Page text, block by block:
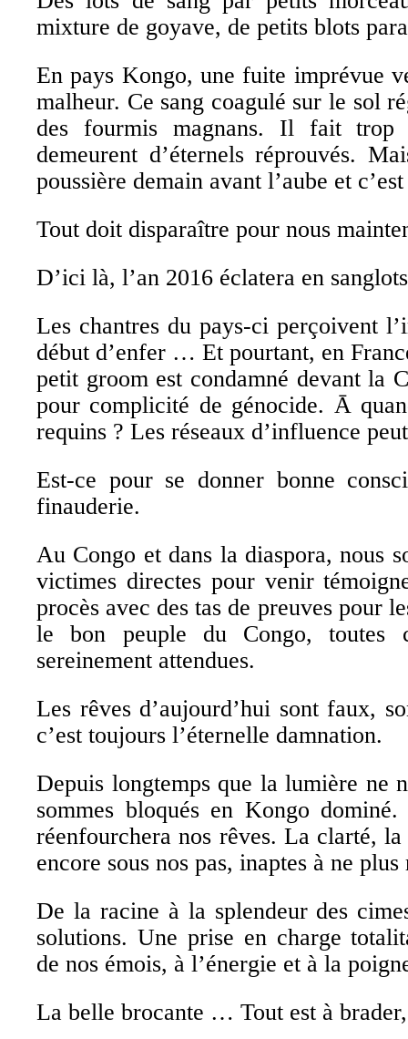
mixture de goyave, de petits blots
En pays Kongo, une fuite imprévue
malheur. Ce sang coagulé sur le sol
des fourmis magnans. Il fait trop
demeurent d’éternels réprouvés.
poussière demain avant l’aube et
Tout doit disparaître pour nous
D’ici là, l’an 2016 éclatera en
Les chantres du pays-ci perçoivent
début d’enfer … Et pourtant, en
petit groom est condamné devant la
pour complicité de génocide. Ᾱ
requins ? Les réseaux d’influence
Est-ce pour se donner bonne
finauderie.
Au Congo et dans la diaspora, nous
victimes directes pour venir
procès avec des tas de preuves pour
le bon peuple du Congo, toutes
sereinement attendues.
Les rêves d’aujourd’hui sont faux,
c’est toujours l’éternelle damnation.
Depuis longtemps que la lumière ne
sommes bloqués en Kongo
réenfourchera nos rêves. La clarté,
encore sous nos pas, inaptes à ne
De la racine à la splendeur des
solutions. Une prise en charge
de nos émois, à l’énergie et à la
La belle brocante … Tout est à